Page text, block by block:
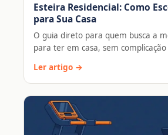
Esteira Residencial: Como
para Sua Casa
O guia direto para quem busca a
para ter em casa, sem complicação
Ler artigo →